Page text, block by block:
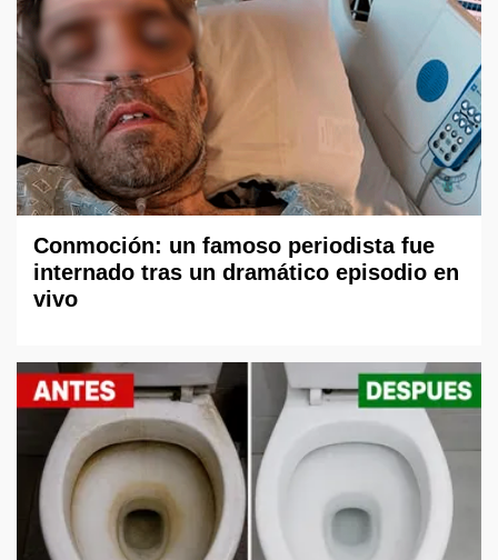
Conmoción: un famoso periodista fue
internado tras un dramático episodio en
vivo